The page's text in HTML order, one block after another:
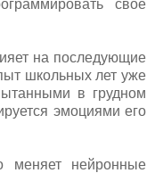
свое
на последующие
школьных лет уже
в грудном
эмоциями его
меняет нейронные